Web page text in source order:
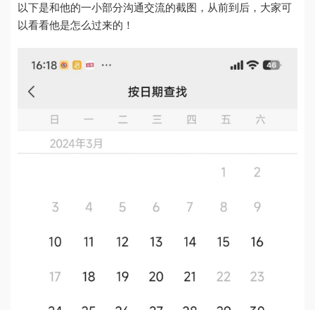
以下是和他的一小部分沟通交流的截图，从前到后，大家可
以看看他是怎么过来的！